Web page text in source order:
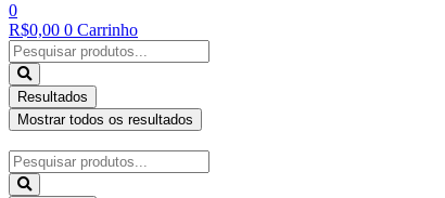
0
R$0,00 0 Carrinho
Pesquisar
...
Resultados
Mostrar todos os resultados
Pesquisar
...